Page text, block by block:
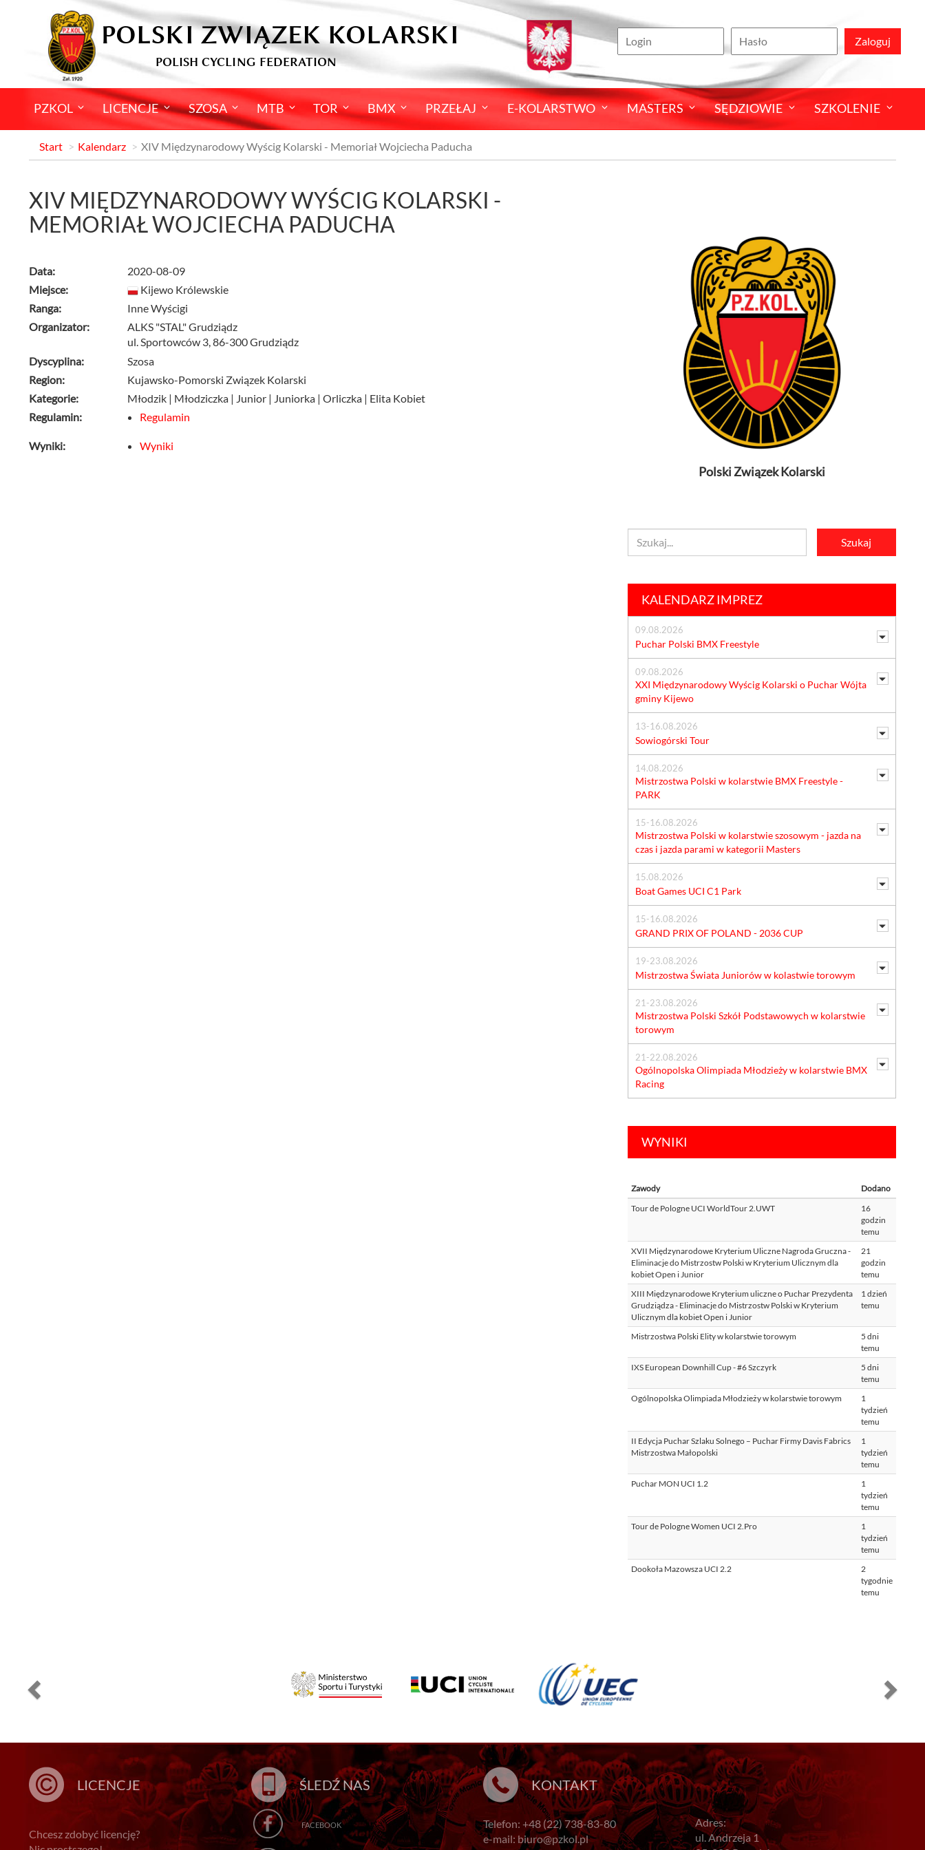
POLSKI ZWIĄZEK KOLARSKI
POLISH CYCLING FEDERATION
Zaloguj
PZKOL LICENCJE SZOSA MTB TOR BMX PRZEŁAJ E-KOLARSTWO MASTERS SĘDZIOWIE SZKOLENIE
Start Kalendarz XIV Międzynarodowy Wyścig Kolarski - Memoriał Wojciecha Paducha
XIV MIĘDZYNARODOWY WYŚCIG KOLARSKI -
MEMORIAŁ WOJCIECHA PADUCHA
Data:
2020-08-09
Miejsce:
Kijewo Królewskie
Ranga:
Inne Wyścigi
Organizator:
ALKS "STAL" Grudziądz
ul. Sportowców 3, 86-300 Grudziądz
Dyscyplina:
Szosa
Region:
Kujawsko-Pomorski Związek Kolarski
Kategorie:
Młodzik | Młodziczka | Junior | Juniorka | Orliczka | Elita Kobiet
Regulamin:
Regulamin
Wyniki: Wyniki
Polski Związek Kolarski
KALENDARZ IMPREZ
09.08.2026
Puchar Polski BMX Freestyle
09.08.2026
XXI Międzynarodowy Wyścig Kolarski o Puchar Wójta
gminy Kijewo
13-16.08.2026
Sowiogórski Tour
14.08.2026
Mistrzostwa Polski w kolarstwie BMX Freestyle -
PARK
15-16.08.2026
Mistrzostwa Polski w kolarstwie szosowym - jazda na
czas i jazda parami w kategorii Masters
15.08.2026
Boat Games UCI C1 Park
15-16.08.2026
GRAND PRIX OF POLAND - 2036 CUP
19-23.08.2026
Mistrzostwa Świata Juniorów w kolastwie torowym
21-23.08.2026
Mistrzostwa Polski Szkół Podstawowych w kolarstwie
torowym
21-22.08.2026
Ogólnopolska Olimpiada Młodzieży w kolarstwie BMX
Racing
WYNIKI
Zawody
Dodano
Tour de Pologne UCI WorldTour 2.UWT
16
godzin
temu
XVII Międzynarodowe Kryterium Uliczne Nagroda Gruczna -
Eliminacje do Mistrzostw Polski w Kryterium Ulicznym dla
kobiet Open i Junior
21
godzin
temu
XIII Międzynarodowe Kryterium uliczne o Puchar Prezydenta
Grudziądza - Eliminacje do Mistrzostw Polski w Kryterium
Ulicznym dla kobiet Open i Junior
1 dzień
temu
Mistrzostwa Polski Elity w kolarstwie torowym
5 dni
temu
IXS European Downhill Cup - #6 Szczyrk
5 dni
temu
Ogólnopolska Olimpiada Młodzieży w kolarstwie torowym
1
tydzień
temu
II Edycja Puchar Szlaku Solnego – Puchar Firmy Davis Fabrics
Mistrzostwa Małopolski
1
tydzień
temu
Puchar MON UCI 1.2
1
tydzień
temu
Tour de Pologne Women UCI 2.Pro
1
tydzień
temu
Dookoła Mazowsza UCI 2.2
2
tygodnie
temu
LICENCJE
Chcesz zdobyć licencję?
ŚLEDŹ NAS
FACEBOOK
KONTAKT
Telefon: +48 (22) 738-83-80
e-mail: biuro@pzkol.pl
Adres:
ul. Andrzeja 1